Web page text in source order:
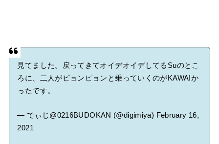
見てました。戻ってきてオイデオイデしてるSuのとこ
ろに、二人がピョンピョンと乗っていくのがKAWAIか
ったです。
— でぃじ@0216BUDOKAN (@digimiya) February 16,
2021